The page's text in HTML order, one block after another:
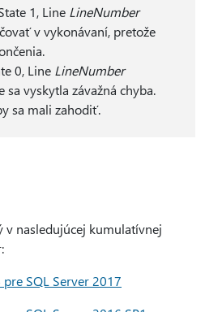
1, Line LineNumber
v vykonávaní, pretože
0, Line LineNumber
vyskytla závažná chyba.
sa mali zahodiť.
v nasledujúcej kumulatívnej
SQL Server 2017